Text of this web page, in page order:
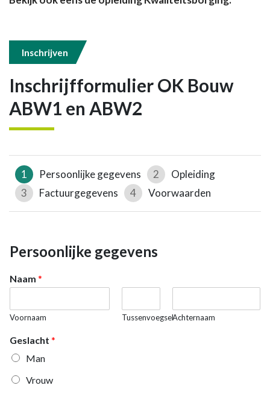
Inschrijven
Inschrijfformulier OK Bouw
ABW1 en ABW2
1 Persoonlijke gegevens 2
Opleiding
3
Factuurgegevens 4 Voorwaarden
Persoonlijke gegevens
Naam *
Voornaam TussenvoegselAchternaam
Geslacht *
Man
Vrouw